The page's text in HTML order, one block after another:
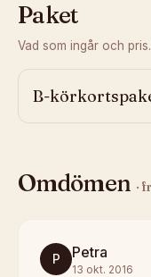
Paket
Vad som ingår och
B-
Omdömen ·
P Petra
13 okt. 2016